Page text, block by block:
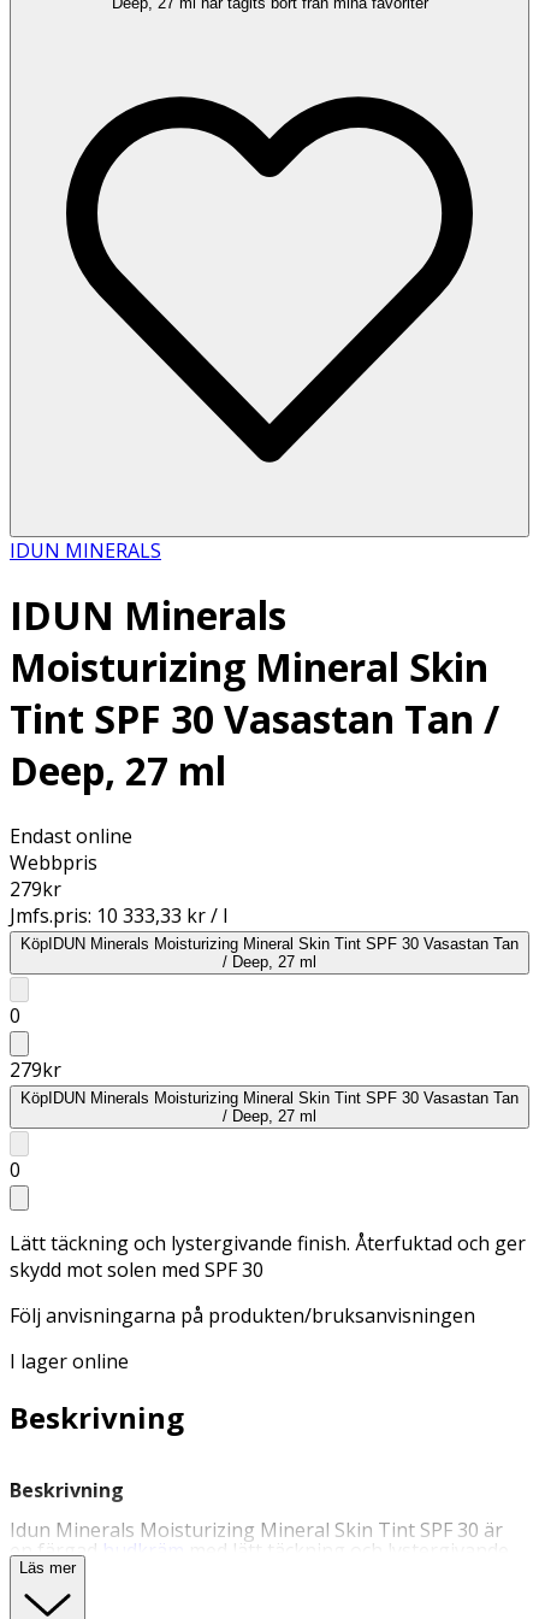
IDUN MINERALS
IDUN Minerals
Moisturizing Mineral Skin
Tint SPF 30 Vasastan Tan /
Deep, 27 ml
Endast online
Webbpris
279kr
Jmfs.pris: 10 333,33 kr / l
KöpIDUN Minerals Moisturizing Mineral Skin Tint SPF 30 Vasastan Tan
/ Deep, 27 ml
0
279kr
KöpIDUN Minerals Moisturizing Mineral Skin Tint SPF 30 Vasastan Tan
/ Deep, 27 ml
0
Lätt täckning och lystergivande finish. Återfuktad och ger
skydd mot solen med SPF 30
Följ anvisningarna på produkten/bruksanvisningen
I lager online
Beskrivning
Beskrivning
Idun Minerals Moisturizing Mineral Skin Tint SPF 30 är
en färgad hudkräm med lätt täckning och lystergivande
finish, som håller huden återfuktad och ger skydd mot
solen med SPF 30. Det höga solskyddet, SPF 30, är tack
vare mineralfilter, vilket gör att produkten kan användas
Läs mer